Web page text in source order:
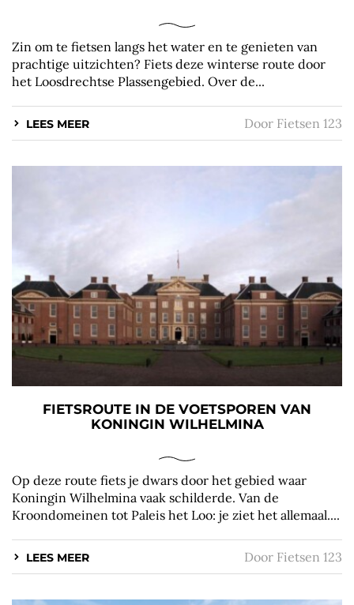
Zin om te fietsen langs het water en te genieten van
prachtige uitzichten? Fiets deze winterse route door
het Loosdrechtse Plassengebied. Over de...
LEES MEER Door Fietsen 123
FIETSROUTE IN DE VOETSPOREN VAN
KONINGIN WILHELMINA
Op deze route fiets je dwars door het gebied waar
Koningin Wilhelmina vaak schilderde. Van de
Kroondomeinen tot Paleis het Loo: je ziet het allemaal....
LEES MEER Door Fietsen 123